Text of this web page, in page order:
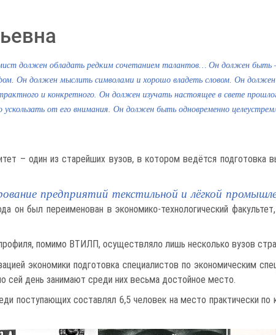
должен обладать редким сочетанием талантов… Он должен быть
Он должен мыслить символами и хорошо владеть словом. Он
и конкретного. Он должен изучать настоящее в свете
ускользать от его внимания. Он должен быть одновременно
– один из старейших вузов, в котором ведётся
предприятий текстильной и лёгкой
он был переименован в экономико-технологический
помимо ВТИЛП, осуществляло лишь несколько вузов
экономики подготовка специалистов по экономическим
сей день занимают среди них весьма достойное место.
поступающих составлял 6,5 человек на место практически